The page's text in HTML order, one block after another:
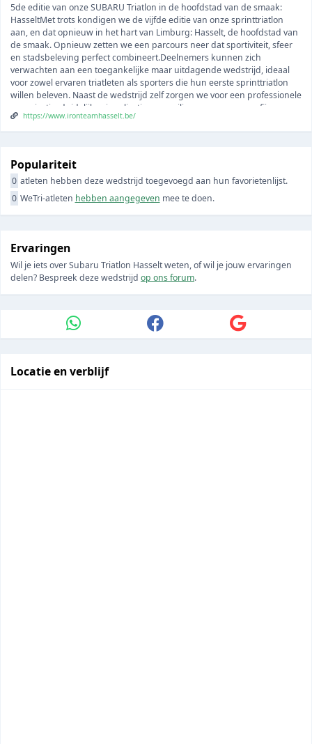
5de editie van onze SUBARU Triatlon in de hoofdstad van de smaak:
HasseltMet trots kondigen we de vijfde editie van onze sprinttriatlon
aan, en dat opnieuw in het hart van Limburg: Hasselt, de hoofdstad van
de smaak. Opnieuw zetten we een parcours neer dat sportiviteit, sfeer
en stadsbeleving perfect combineert.Deelnemers kunnen zich
verwachten aan een toegankelijke maar uitdagende wedstrijd, ideaal
voor zowel ervaren triatleten als sporters die hun eerste sprinttriatlon
willen beleven. Naast de wedstrijd zelf zorgen we voor een professionele
organisatie, duidelijke signalisatie, een veilig parcours en een fijne
beleving voor zowel atleten als supporters. Trio -
BedrijventriatlonLimburgs Kampioenschap
https://www.ironteamhasselt.be/
Populariteit
0 atleten hebben deze wedstrijd toegevoegd aan hun favorietenlijst.
0 WeTri-atleten hebben aangegeven mee te doen.
Ervaringen
Wil je iets over Subaru Triatlon Hasselt weten, of wil je jouw ervaringen
delen? Bespreek deze wedstrijd op ons forum.
Locatie en verblijf